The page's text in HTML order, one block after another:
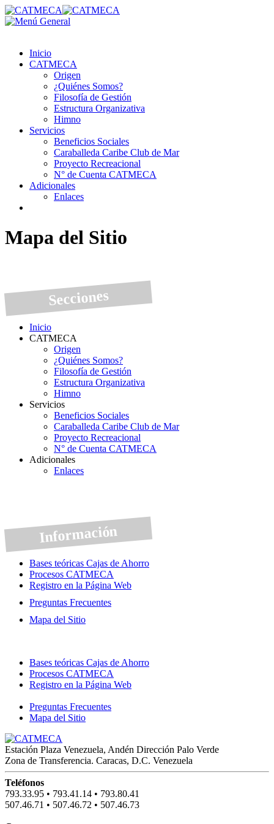
Inicio
CATMECA
Origen
¿Quiénes Somos?
Filosofía de Gestión
Estructura Organizativa
Himno
Servicios
Beneficios Sociales
Caraballeda Caribe Club de Mar
Proyecto Recreacional
N° de Cuenta CATMECA
Adicionales
Enlaces
Mapa del Sitio
Secciones
Inicio
CATMECA
Origen
¿Quiénes Somos?
Filosofía de Gestión
Estructura Organizativa
Himno
Servicios
Beneficios Sociales
Caraballeda Caribe Club de Mar
Proyecto Recreacional
N° de Cuenta CATMECA
Adicionales
Enlaces
Información
Bases teóricas Cajas de Ahorro
Procesos CATMECA
Registro en la Página Web
Preguntas Frecuentes
Mapa del Sitio
Bases teóricas Cajas de Ahorro
Procesos CATMECA
Registro en la Página Web
Preguntas Frecuentes
Mapa del Sitio
Estación Plaza Venezuela, Andén Dirección Palo Verde
Zona de Transferencia. Caracas, D.C. Venezuela
Teléfonos
793.33.95 • 793.41.14 • 793.80.41
507.46.71 • 507.46.72 • 507.46.73